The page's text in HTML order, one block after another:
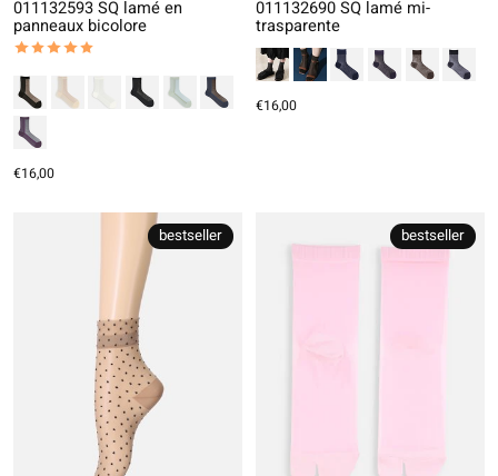
011132593 SQ lamé en
panneaux bicolore
The rating of this product is
out of 5
€16,00
011132690 SQ lamé mi-
trasparente
€16,00
bestseller bestseller